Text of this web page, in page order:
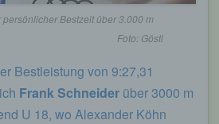
persönlicher Bestzeit über 3.000 m
Göstl
Bestleistung von 9:27,31
Frank Schneider über 3000 m
U 18, wo Alexander Köhn